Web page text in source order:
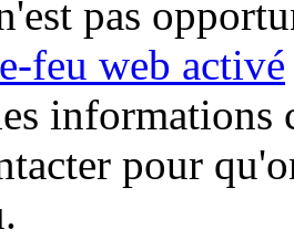
pas
feu web activé
informations
pour